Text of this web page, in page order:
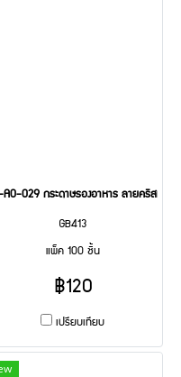
A0-029 กระดาษรองอาหาร ลายคริสมาส
GB413
แพ็ค 100 ชิ้น
฿120
เปรียบเทียบ